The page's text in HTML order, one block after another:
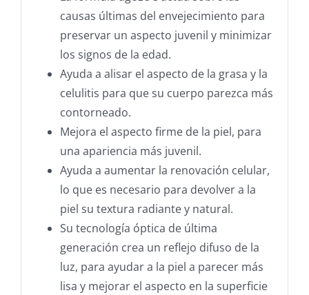
causas últimas del envejecimiento para
preservar un aspecto juvenil y minimizar
los signos de la edad.
Ayuda a alisar el aspecto de la grasa y la
celulitis para que su cuerpo parezca más
contorneado.
Mejora el aspecto firme de la piel, para
una apariencia más juvenil.
Ayuda a aumentar la renovación celular,
lo que es necesario para devolver a la
piel su textura radiante y natural.
Su tecnología óptica de última
generación crea un reflejo difuso de la
luz, para ayudar a la piel a parecer más
lisa y mejorar el aspecto en la superficie